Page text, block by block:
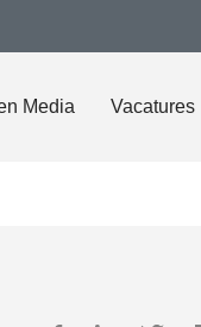
Media Vacatures